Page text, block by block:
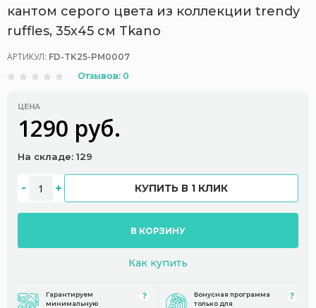
кантом серого цвета из коллекции trendy
ruffles, 35х45 см Tkano
АРТИКУЛ: FD-TK25-PM0007
Отзывов: 0
ЦЕНА
1290 руб.
На складе: 129
КУПИТЬ В 1 КЛИК
В КОРЗИНУ
Как купить
Гарантируем
минимальную
Бонусная программа
только для